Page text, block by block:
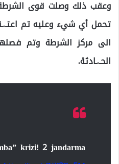
وعقب ذلك وصلت قوى الشرطة
تحمل أي شيء وعليه تم
الى مركز الشرطة وتم
الحـ.ـادثة.
krizi! 2 jandarma